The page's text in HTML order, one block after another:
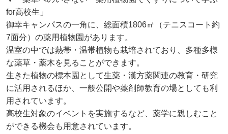
for高校生」
御幸キャンパスの一角に、総面積1806㎡（テニスコート約
7面分）の薬用植物園があります。
温室の中では熱帯・温帯植物も栽培されており、多種多様
な薬草・薬木を見ることができます。
生きた植物の標本園として生薬・漢方薬関連の教育・研究
に活用されるほか、一般公開や薬剤師教育の場としても利
用されています。
高校生対象のイベントを実施するなど、薬学に親しむこと
ができる機会も用意されています。